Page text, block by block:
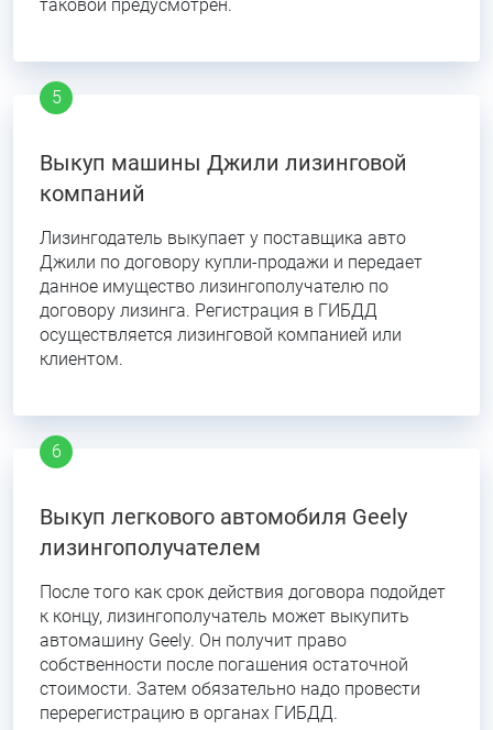
таковой предусмотрен.
Выкуп машины Джили лизинговой
компаний
Лизингодатель выкупает у поставщика авто
Джили по договору купли-продажи и передает
данное имущество лизингополучателю по
договору лизинга. Регистрация в ГИБДД
осуществляется лизинговой компанией или
клиентом.
Выкуп легкового автомобиля Geely
лизингополучателем
После того как срок действия договора подойдет
к концу, лизингополучатель может выкупить
автомашину Geely. Он получит право
собственности после погашения остаточной
стоимости. Затем обязательно надо провести
перерегистрацию в органах ГИБДД.